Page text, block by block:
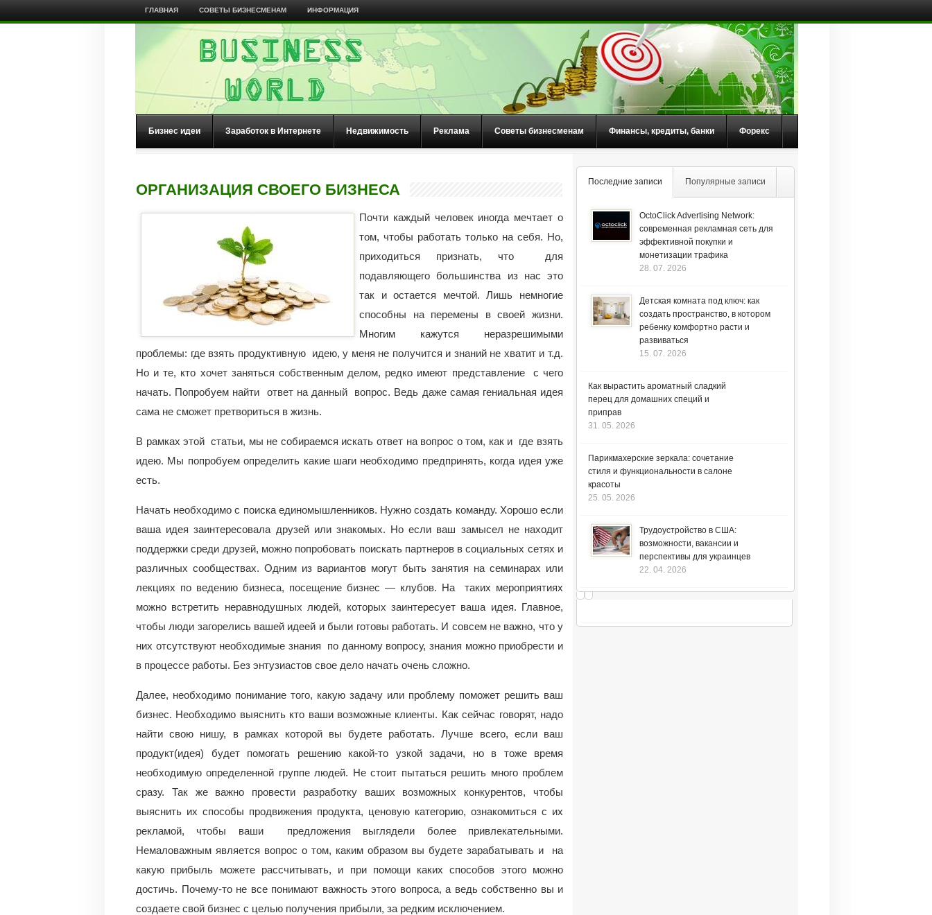
ГЛАВНАЯ СОВЕТЫ БИЗНЕСМЕНАМ ИНФОРМАЦИЯ
Бизнес идеи Заработок в Интернете Недвижимость Реклама Советы бизнесменам Финансы, кредиты, банки Форекс
ОРГАНИЗАЦИЯ СВОЕГО БИЗНЕСА
Почти каждый человек иногда мечтает о
том, чтобы работать только на себя. Но,
приходиться признать, что для
подавляющего большинства из нас это
так и остается мечтой. Лишь немногие
способны на перемены в своей жизни.
Многим кажутся неразрешимыми
проблемы: где взять продуктивную идею, у меня не получится и знаний не хватит и т.д.
Но и те, кто хочет заняться собственным делом, редко имеют представление с чего
начать. Попробуем найти ответ на данный вопрос. Ведь даже самая гениальная идея
сама не сможет претвориться в жизнь.
В рамках этой статьи, мы не собираемся искать ответ на вопрос о том, как и где взять
идею. Мы попробуем определить какие шаги необходимо предпринять, когда идея уже
есть.
Начать необходимо с поиска единомышленников. Нужно создать команду. Хорошо если
ваша идея заинтересовала друзей или знакомых. Но если ваш замысел не находит
поддержки среди друзей, можно попробовать поискать партнеров в социальных сетях и
различных сообществах. Одним из вариантов могут быть занятия на семинарах или
лекциях по ведению бизнеса, посещение бизнес — клубов. На таких мероприятиях
можно встретить неравнодушных людей, которых заинтересует ваша идея. Главное,
чтобы люди загорелись вашей идеей и были готовы работать. И совсем не важно, что у
них отсутствуют необходимые знания по данному вопросу, знания можно приобрести и
в процессе работы. Без энтузиастов свое дело начать очень сложно.
Далее, необходимо понимание того, какую задачу или проблему поможет решить ваш
бизнес. Необходимо выяснить кто ваши возможные клиенты. Как сейчас говорят, надо
найти свою нишу, в рамках которой вы будете работать. Лучше всего, если ваш
продукт(идея) будет помогать решению какой-то узкой задачи, но в тоже время
необходимую определенной группе людей. Не стоит пытаться решить много проблем
сразу. Так же важно провести разработку ваших возможных конкурентов, чтобы
выяснить их способы продвижения продукта, ценовую категорию, ознакомиться с их
рекламой, чтобы ваши предложения выглядели более привлекательными.
Немаловажным является вопрос о том, каким образом вы будете зарабатывать и на
какую прибыль можете рассчитывать, и при помощи каких способов этого можно
достичь. Почему-то не все понимают важность этого вопроса, а ведь собственно вы и
создаете свой бизнес с целью получения прибыли, за редким исключением.
Последние записи Популярные записи
OctoClick Advertising Network:
современная рекламная сеть для
эффективной покупки и
монетизации трафика
28. 07. 2026
Детская комната под ключ: как
создать пространство, в котором
ребенку комфортно расти и
развиваться
15. 07. 2026
Как вырастить ароматный сладкий
перец для домашних специй и
приправ
31. 05. 2026
Парикмахерские зеркала: сочетание
стиля и функциональности в салоне
красоты
25. 05. 2026
Трудоустройство в США:
возможности, вакансии и
перспективы для украинцев
22. 04. 2026